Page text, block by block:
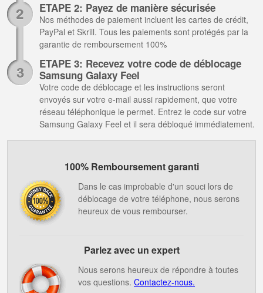
ETAPE 2: Payez de manière sécurisée
Nos méthodes de paiement incluent les cartes de crédit,
PayPal et Skrill. Tous les paiements sont protégés par la
garantie de remboursement 100%
ETAPE 3: Recevez votre code de déblocage
Samsung Galaxy Feel
Votre code de déblocage et les instructions seront
envoyés sur votre e-mail aussi rapidement, que votre
réseau téléphonique le permet. Entrez le code sur votre
Samsung Galaxy Feel et il sera débloqué immédiatement.
100% Remboursement garanti
Dans le cas improbable d'un souci lors de
déblocage de votre téléphone, nous serons
heureux de vous rembourser.
Parlez avec un expert
Nous serons heureux de répondre à toutes
vos questions. Contactez-nous.